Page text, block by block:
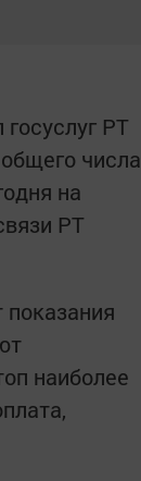
РТ
числа
на
РТ
наиболее